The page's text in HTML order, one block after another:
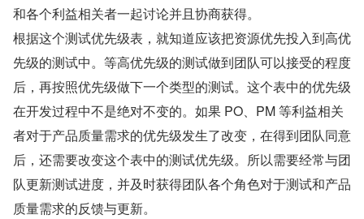
和各个利益相关者一起讨论并且协商获得。
根据这个测试优先级表，就知道应该把资源优先投入到高优
先级的测试中。等高优先级的测试做到团队可以接受的程度
后，再按照优先级做下一个类型的测试。这个表中的优先级
在开发过程中不是绝对不变的。如果 PO、PM 等利益相关
者对于产品质量需求的优先级发生了改变，在得到团队同意
后，还需要改变这个表中的测试优先级。所以需要经常与团
队更新测试进度，并及时获得团队各个角色对于测试和产品
质量需求的反馈与更新。